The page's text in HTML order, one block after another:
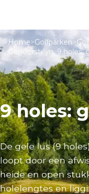
Home>Golfparken>
Gendersteyn, 9 holes:
9 holes:
De gele lus (9
loopt door een
heide en open
holelengtes en